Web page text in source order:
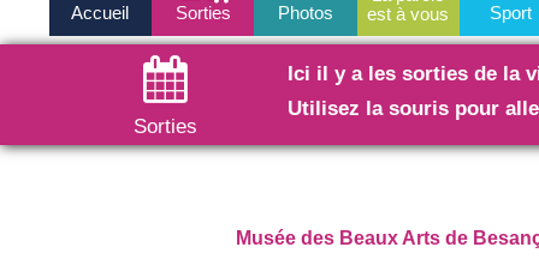
Accueil Sorties Photos
est à vous
Sport
Sorties
Ici il y a les sorties de la
Utilisez la souris pour
Musée des Beaux Arts de